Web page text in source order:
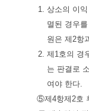
1. 상소의 이
멸된 경우
원은 제2항
2. 제1호의 경
는 판결로
여야 한다.
⑤제4항제2호